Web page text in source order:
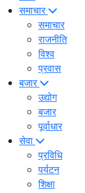
समाचार
समाचार
राजनीति
विश्व
प्रवास
बजार
उद्योग
बजार
पूर्वाधार
सेवा
प्रविधि
पर्यटन
शिक्षा